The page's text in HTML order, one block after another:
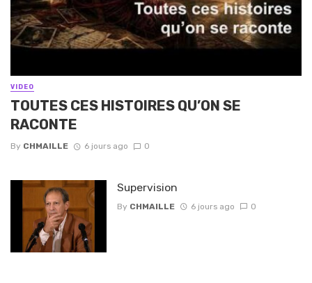
VIDEO
TOUTES CES HISTOIRES QU’ON SE
RACONTE
By CHMAILLE 6 jours ago 0
Supervision
By CHMAILLE 6 jours ago 0